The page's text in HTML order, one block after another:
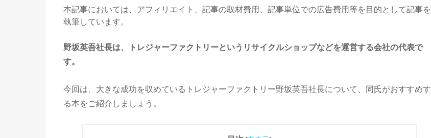
本記事においては、アフィリエイト、記事の取材費用、記事単位での広告費用等を目的として記事を
執筆しています。
野坂英吾社長は、トレジャーファクトリーというリサイクルショップなどを運営する会社の代表で
す。
今回は、大きな成功を収めているトレジャーファクトリー野坂英吾社長について、同氏がおすすめす
る本をご紹介しましょう。